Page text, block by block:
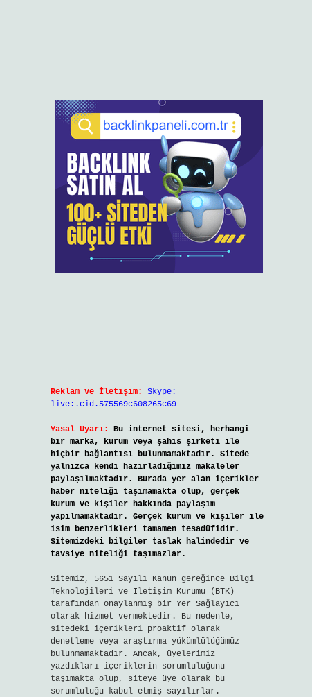
Reklam ve İletişim:
Skype:
live:.cid.575569c608265c69
Yasal Uyarı:
Bu internet sitesi, herhangi
bir marka, kurum veya şahıs şirketi ile
hiçbir bağlantısı bulunmamaktadır. Sitede
yalnızca kendi hazırladığımız makaleler
paylaşılmaktadır. Burada yer alan içerikler
haber niteliği taşımamakta olup, gerçek
kurum ve kişiler hakkında paylaşım
yapılmamaktadır. Gerçek kurum ve kişiler ile
isim benzerlikleri tamamen tesadüfidir.
Sitemizdeki bilgiler taslak halindedir ve
tavsiye niteliği taşımazlar.
Sitemiz, 5651 Sayılı Kanun gereğince Bilgi
Teknolojileri ve İletişim Kurumu (BTK)
tarafından onaylanmış bir Yer Sağlayıcı
olarak hizmet vermektedir. Bu nedenle,
sitedeki içerikleri proaktif olarak
denetleme veya araştırma yükümlülüğümüz
bulunmamaktadır. Ancak, üyelerimiz
yazdıkları içeriklerin sorumluluğunu
taşımakta olup, siteye üye olarak bu
sorumluluğu kabul etmiş sayılırlar.